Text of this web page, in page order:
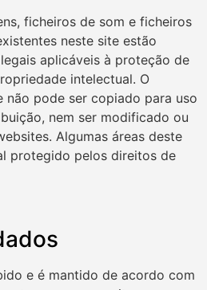
ficheiros de som e ficheiros
neste site estão
aplicáveis à proteção de
intelectual. O
pode ser copiado para uso
nem ser modificado ou
Algumas áreas deste
protegido pelos direitos de
e é mantido de acordo com